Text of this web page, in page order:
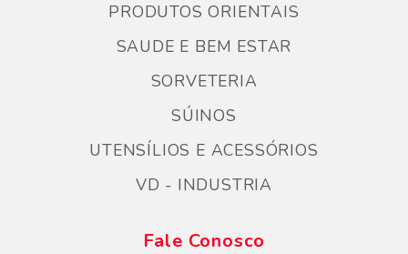
PRODUTOS ORIENTAIS
SAUDE E BEM ESTAR
SORVETERIA
SÚINOS
UTENSÍLIOS E ACESSÓRIOS
VD - INDUSTRIA
Fale Conosco